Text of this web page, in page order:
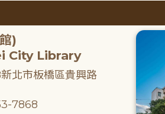
)
City Library
北市板橋區貴興路
7868